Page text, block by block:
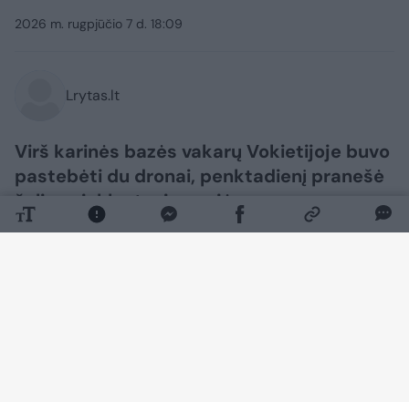
2026 m. rugpjūčio 7 d. 18:09
Lrytas.lt
Virš karinės bazės vakarų Vokietijoje buvo
pastebėti du dronai, penktadienį pranešė
šalies ginkluotosios pajėgos.